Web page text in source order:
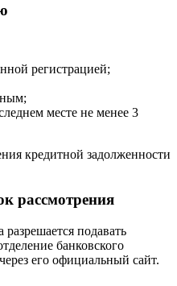
регистрацией;
месте не менее 3
кредитной задолженности
рассмотрения
подавать
банковского
его официальный сайт.